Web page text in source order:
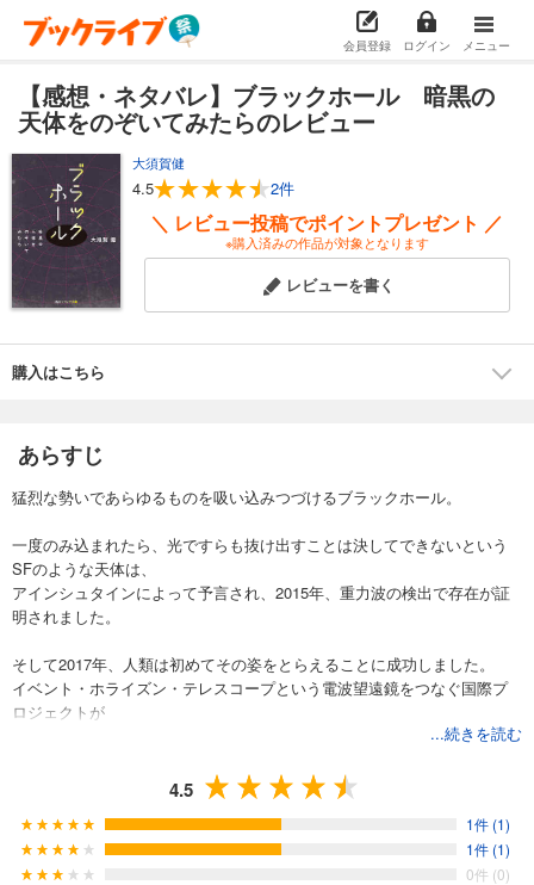
会員登録 ログイン メニュー
【感想・ネタバレ】ブラックホール 暗黒の
天体をのぞいてみたらのレビュー
大須賀健
4.5 2件
＼ レビュー投稿でポイントプレゼント ／
※購入済みの作品が対象となります
レビューを書く
購入はこちら
あらすじ
猛烈な勢いであらゆるものを吸い込みつづけるブラックホール。
一度のみ込まれたら、光ですらも抜け出すことは決してできないという
SFのような天体は、
アインシュタインによって予言され、2015年、重力波の検出で存在が証
明されました。
そして2017年、人類は初めてその姿をとらえることに成功しました。
イベント・ホライズン・テレスコープという電波望遠鏡をつなぐ国際プ
ロジェクトが
地球から約5500万光年かなたにあるM87銀河近傍のブラックホールの姿
本書は2017年に単行本で刊行された書籍の文庫版ですが、
エポックメイキングとなった2017年の撮影を踏まえ、全面的に加筆修正
を行いました。
...続きを読む
4.5
1件 (1)
1件 (1)
0件 (0)